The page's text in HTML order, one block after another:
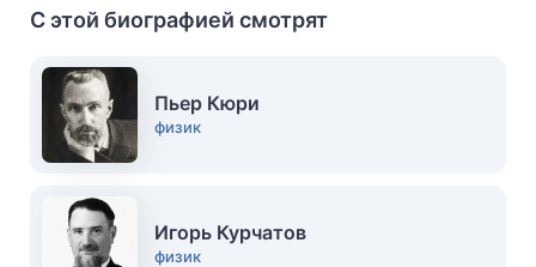
С этой биографией смотрят
Пьер Кюри
физик
Игорь Курчатов
физик